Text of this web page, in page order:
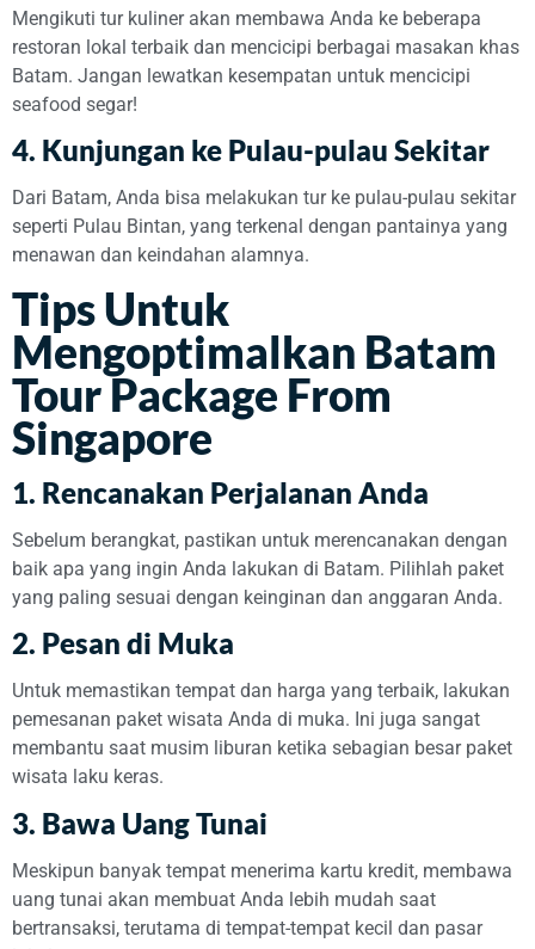
Mengikuti tur kuliner akan membawa Anda ke beberapa
restoran lokal terbaik dan mencicipi berbagai masakan khas
Batam. Jangan lewatkan kesempatan untuk mencicipi
seafood segar!
4. Kunjungan ke Pulau-pulau Sekitar
Dari Batam, Anda bisa melakukan tur ke pulau-pulau sekitar
seperti Pulau Bintan, yang terkenal dengan pantainya yang
menawan dan keindahan alamnya.
Tips Untuk
Mengoptimalkan Batam
Tour Package From
Singapore
1. Rencanakan Perjalanan Anda
Sebelum berangkat, pastikan untuk merencanakan dengan
baik apa yang ingin Anda lakukan di Batam. Pilihlah paket
yang paling sesuai dengan keinginan dan anggaran Anda.
2. Pesan di Muka
Untuk memastikan tempat dan harga yang terbaik, lakukan
pemesanan paket wisata Anda di muka. Ini juga sangat
membantu saat musim liburan ketika sebagian besar paket
wisata laku keras.
3. Bawa Uang Tunai
Meskipun banyak tempat menerima kartu kredit, membawa
uang tunai akan membuat Anda lebih mudah saat
bertransaksi, terutama di tempat-tempat kecil dan pasar